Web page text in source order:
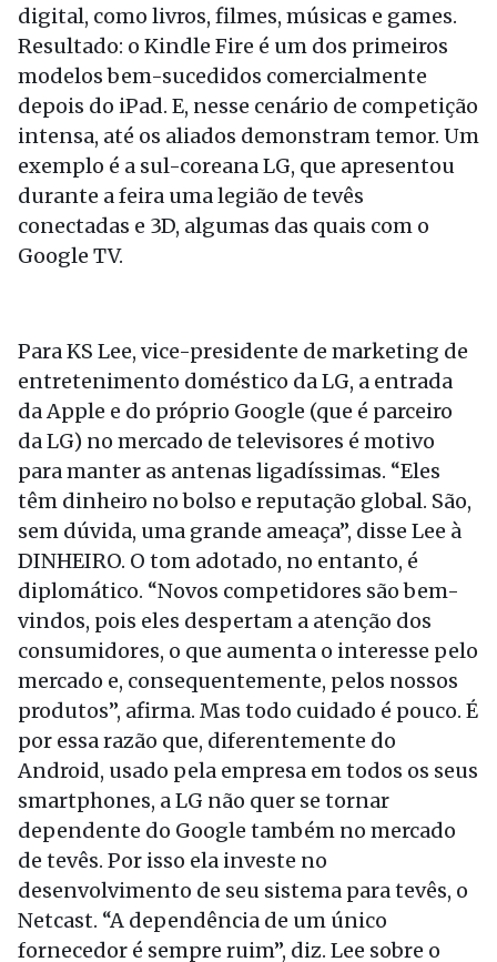
digital, como livros, filmes, músicas e games.
Resultado: o Kindle Fire é um dos primeiros
modelos bem-sucedidos comercialmente
depois do iPad. E, nesse cenário de competição
intensa, até os aliados demonstram temor. Um
exemplo é a sul-coreana LG, que apresentou
durante a feira uma legião de tevês
conectadas e 3D, algumas das quais com o
Google TV.
Para KS Lee, vice-presidente de marketing de
entretenimento doméstico da LG, a entrada
da Apple e do próprio Google (que é parceiro
da LG) no mercado de televisores é motivo
para manter as antenas ligadíssimas. “Eles
têm dinheiro no bolso e reputação global. São,
sem dúvida, uma grande ameaça”, disse Lee à
DINHEIRO. O tom adotado, no entanto, é
diplomático. “Novos competidores são bem-
vindos, pois eles despertam a atenção dos
consumidores, o que aumenta o interesse pelo
mercado e, consequentemente, pelos nossos
produtos”, afirma. Mas todo cuidado é pouco. É
por essa razão que, diferentemente do
Android, usado pela empresa em todos os seus
smartphones, a LG não quer se tornar
dependente do Google também no mercado
de tevês. Por isso ela investe no
desenvolvimento de seu sistema para tevês, o
Netcast. “A dependência de um único
fornecedor é sempre ruim”, diz. Lee sobre o